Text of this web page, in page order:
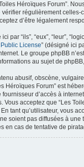
Héroïques Forum”.
régulièrement
d’être légalement
par “ils”, “eux”, “leur”,
License” (désigné ici
Le groupe phpBB
au sujet de
abusif, obscène,
Héroïques Forum” est
d’accès à
acceptez que “Les
tant qu’utilisateur, vous
soient pas diffusées à
en cas de tentative de